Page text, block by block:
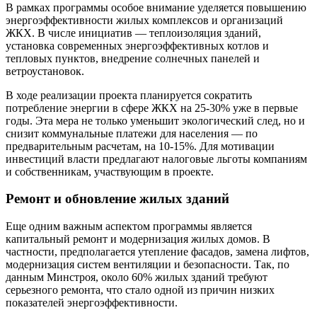
В рамках программы особое внимание уделяется повышению
энергоэффективности жилых комплексов и организаций
ЖКХ. В числе инициатив — теплоизоляция зданий,
установка современных энергоэффективных котлов и
тепловых пунктов, внедрение солнечных панелей и
ветроустановок.
В ходе реализации проекта планируется сократить
потребление энергии в сфере ЖКХ на 25-30% уже в первые
годы. Эта мера не только уменьшит экологический след, но и
снизит коммунальные платежи для населения — по
предварительным расчетам, на 10-15%. Для мотивации
инвестиций власти предлагают налоговые льготы компаниям
и собственникам, участвующим в проекте.
Ремонт и обновление жилых зданий
Еще одним важным аспектом программы является
капитальный ремонт и модернизация жилых домов. В
частности, предполагается утепление фасадов, замена лифтов,
модернизация систем вентиляции и безопасности. Так, по
данным Минстроя, около 60% жилых зданий требуют
серьезного ремонта, что стало одной из причин низких
показателей энергоэффективности.